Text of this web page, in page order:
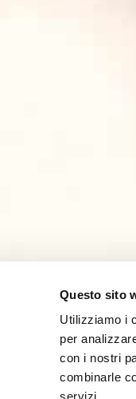
Questo sito
Utilizziamo i
per
con i nostri
combinarle